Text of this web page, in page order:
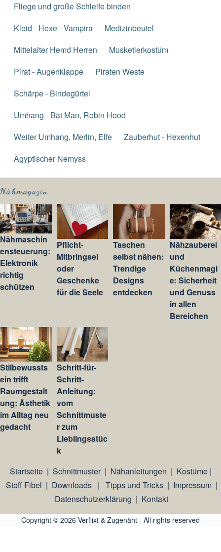
Fliege und große Schleife binden
Kleid - Hexe - Vampira
Medizinbeutel
Mittelalter Hemd Herren
Musketierkostüm
Pirat - Augenklappe
Piraten Weste
Schärpe - Bindegürtel
Umhang - Bat Man, Robin Hood
Weiter Umhang, Merlin, Elfe
Zauberhut - Hexenhut
Ägyptischer Nemyss
Nähmagazin
Nähmaschin
ensteuerung:
Elektronik
richtig
schützen
Pflicht-
Mitbringsel
oder
Geschenke
für die Seele
Taschen
selbst nähen:
Trendige
Designs
entdecken
Nähzauberei
und
Küchenmagi
e: Sicherheit
und Genuss
in allen
Bereichen
Stilbewussts
ein trifft
Raumgestalt
ung: Ästhetik
im Alltag neu
gedacht
Schritt-für-
Schritt-
Anleitung:
vom
Schnittmuste
r zum
Lieblingsstüc
k
Startseite| Schnittmuster| Nähanleitungen | Kostüme|
Stoff Fibel | Downloads | Tipps und Tricks| Impressum|
Datenschutzerklärung | Kontakt
Copyright © 2026 Verflixt & Zugenäht - All rights reserved